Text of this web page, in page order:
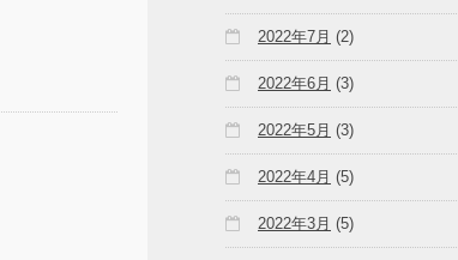
2022年7月 (2)
2022年6月 (3)
2022年5月 (3)
2022年4月 (5)
2022年3月 (5)